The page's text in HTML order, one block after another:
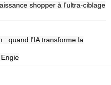
shopper à l’ultra-ciblage
: quand l’IA transforme la